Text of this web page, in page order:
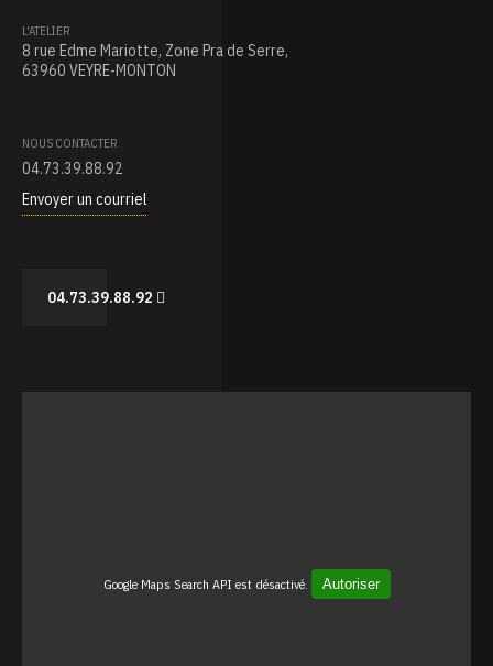
L'ATELIER
8 rue Edme Mariotte, Zone Pra de Serre,
63960 VEYRE-MONTON
NOUS CONTACTER
04.73.39.88.92
Envoyer un courriel
04.73.39.88.92
Google Maps Search API est désactivé. Autoriser